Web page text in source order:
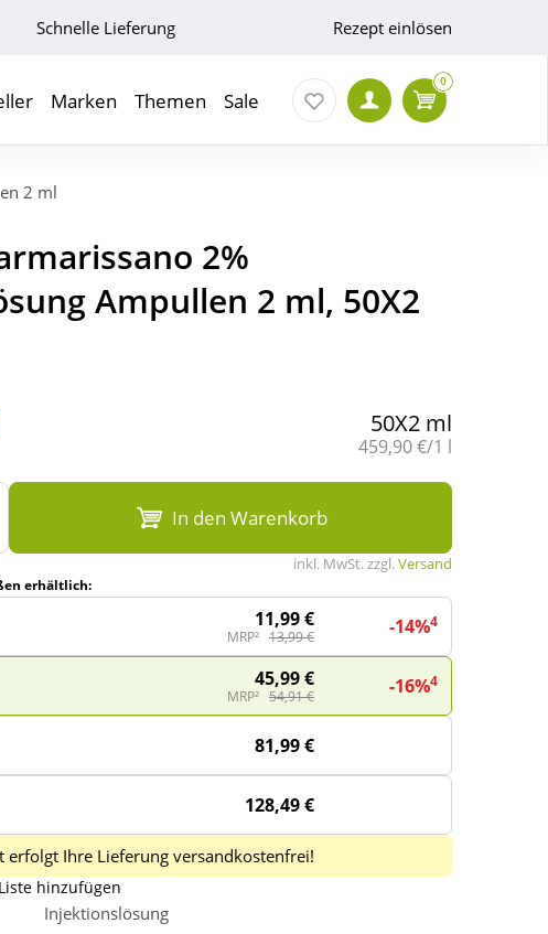
Schnelle Lieferung Rezept einlösen
Marken Themen Sale
0
2 ml
2%
Ampullen 2 ml, 50X2
50X2 ml
Grundpreis:
459,90 €/1 l
In den Warenkorb
inkl. MwSt. zzgl.Versand
erhältlich:
11,99 €
MRP² 13,99 € -14%4
45,99 €
MRP² 54,91 € -16%4
81,99 €
128,49 €
erfolgt Ihre Lieferung versandkostenfrei!
hinzufügen
Injektionslösung